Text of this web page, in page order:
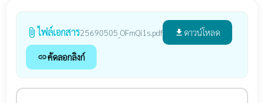
attach_file ไฟล์เอกสาร25690505_OFmQi1s.pdf file_download ดาวน์โหลด
linkคัดลอกลิงก์